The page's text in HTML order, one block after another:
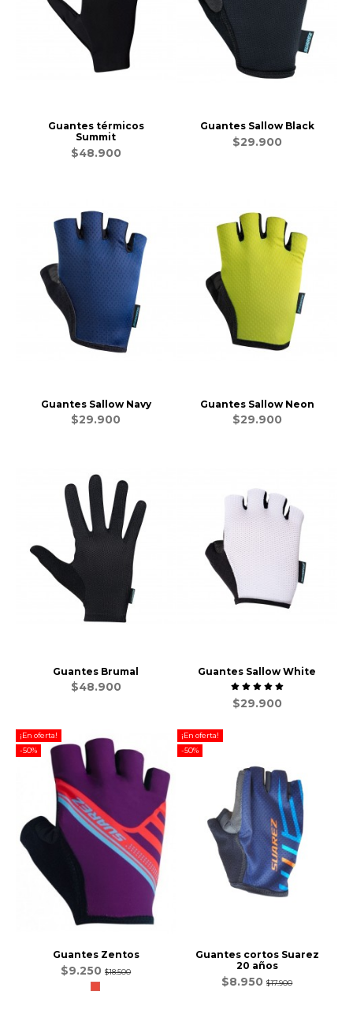
Guantes térmicos
Summit
$48.900
Guantes Sallow Black
$29.900
Guantes Sallow Navy
$29.900
Guantes Sallow Neon
$29.900
Guantes Brumal
$48.900
Guantes Sallow White
$29.900
¡En oferta!
-50%
Guantes Zentos
$9.250$18.500
¡En oferta!
-50%
Guantes cortos Suarez
20 años
$8.950$17.900